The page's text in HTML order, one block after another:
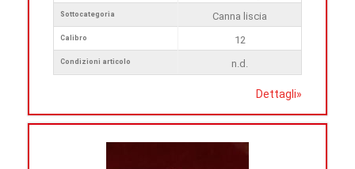
Sottocategoria
Calibro
Condizioni articolo
Canna liscia
12
n.d.
Dettagli»